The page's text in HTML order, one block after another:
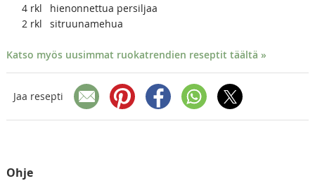
4 rkl
hienonnettua persiljaa
2 rkl sitruunamehua
Katso myös uusimmat ruokatrendien reseptit täältä »
Jaa resepti
Ohje